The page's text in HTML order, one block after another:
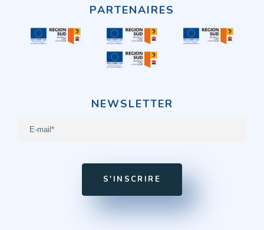
Moteur
Révision & Vidange
PARTENAIRES
NEWSLETTER